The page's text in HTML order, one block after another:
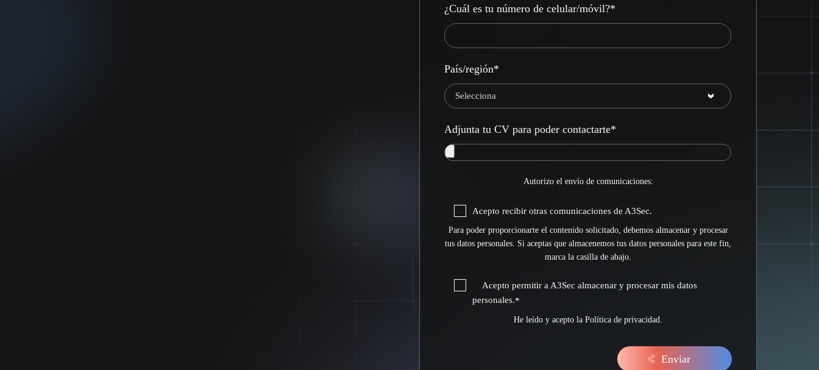
¿Cuál es tu número de celular/móvil?*
País/región*
Adjunta tu CV para poder contactarte*
Autorizo el envío de comunicaciones:
Acepto recibir otras comunicaciones de A3Sec.
Para poder proporcionarte el contenido solicitado, debemos almacenar y procesar
tus datos personales. Si aceptas que almacenemos tus datos personales para este fin,
marca la casilla de abajo.
Acepto permitir a A3Sec almacenar y procesar mis datos
personales.*
He leído y acepto laPolítica de privacidad